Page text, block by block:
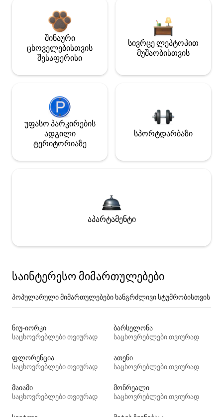
შინაური
ცხოველებისთვის
შესაფერისი
სივრცე ლეპტოპით
მუშაობისთვის
უფასო პარკირების
ადგილი
ტერიტორიაზე
სპორტდარბაზი
აპარტამენტი
საინტერესო მიმართულებები
პოპულარული მიმართულებები ხანგრძლივი სტუმრობისთვის
ნიუ-იორკი
საცხოვრებლები თვიურად
ბარსელონა
საცხოვრებლები თვიურად
ფლორენცია
საცხოვრებლები თვიურად
ათენი
საცხოვრებლები თვიურად
მაიამი
საცხოვრებლები თვიურად
მონრეალი
საცხოვრებლები თვიურად